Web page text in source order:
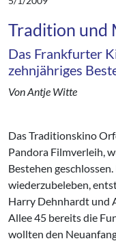
Tradition und
Das Frankfurter
zehnjähriges
Von Antje Witte
Das Traditionskino
Pandora Filmverleih,
Bestehen
wiederzubeleben,
Harry Dehnhardt und
Allee 45 bereits die
wollten den